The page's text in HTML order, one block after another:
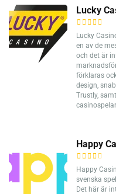
Lucky
Lucky
en av de
och det är
förklaras
design,
Trustly,
Happy
Happy
svenska
Det här är